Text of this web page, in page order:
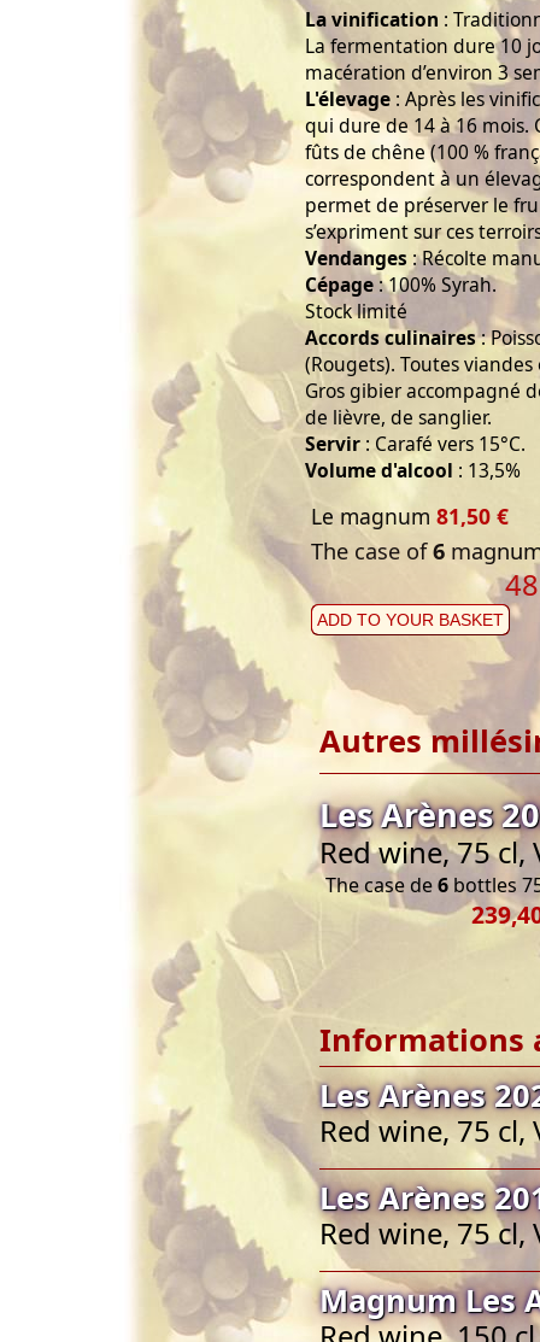
La vinification :
La fermentation dure 10
macération d’environ 3
L'élevage : Après les
qui dure de 14 à 16 mois.
fûts de chêne (100 %
correspondent à un
permet de préserver le
s’expriment sur ces
Vendanges : Récolte
Cépage: 100% Syrah.
Stock limité
Accords culinaires:
(Rougets). Toutes
Gros gibier accompagné
de lièvre, de sanglier.
Servir : Carafé vers 15°C.
Volume d'alcool : 13,5%
Le magnum 81,50 €
The case of6
ADD TO YOUR BASKET
Autres
Les Arènes
Red wine, 75 cl,
The case de6 bottles
Informations
Les Arènes
Red wine, 75 cl,
Les Arènes
Red wine, 75 cl,
Magnum Les